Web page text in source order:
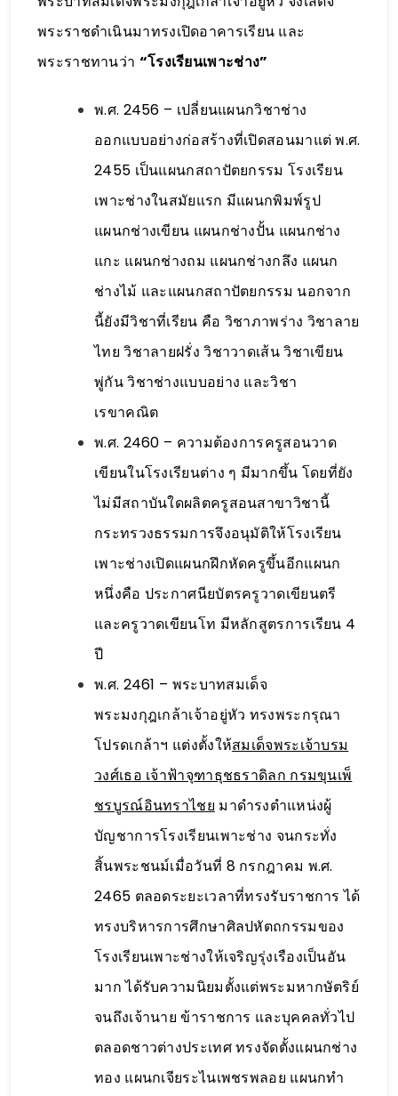
พระราชดำเนินมาทรงเปิดอาคารเรียน และ
พระราชทานว่า “โรงเรียนเพาะช่าง”
พ.ศ. 2456 – เปลี่ยนแผนกวิชาช่าง
ออกแบบอย่างก่อสร้างที่เปิดสอนมาแต่ พ.ศ.
2455 เป็นแผนกสถาปัตยกรรม โรงเรียน
เพาะช่างในสมัยแรก มีแผนกพิมพ์รูป
แผนกช่างเขียน แผนกช่างปั้น แผนกช่าง
แกะ แผนกช่างถม แผนกช่างกลึง แผนก
ช่างไม้ และแผนกสถาปัตยกรรม นอกจาก
นี้ยังมีวิชาที่เรียน คือ วิชาภาพร่าง วิชาลาย
ไทย วิชาลายฝรั่ง วิชาวาดเส้น วิชาเขียน
พู่กัน วิชาช่างแบบอย่าง และวิชา
เรขาคณิต
พ.ศ. 2460 – ความต้องการครูสอนวาด
เขียนในโรงเรียนต่าง ๆ มีมากขึ้น โดยที่ยัง
ไม่มีสถาบันใดผลิตครูสอนสาขาวิชานี้
กระทรวงธรรมการจึงอนุมัติให้โรงเรียน
เพาะช่างเปิดแผนกฝึกหัดครูขึ้นอีกแผนก
หนึ่งคือ ประกาศนียบัตรครูวาดเขียนตรี
และครูวาดเขียนโท มีหลักสูตรการเรียน 4
ปี
พ.ศ. 2461 – พระบาทสมเด็จ
พระมงกุฎเกล้าเจ้าอยู่หัว ทรงพระกรุณา
โปรดเกล้าฯ แต่งตั้งให้สมเด็จพระเจ้าบรม
วงศ์เธอ เจ้าฟ้าจุฑาธุชธราดิลก กรมขุนเพ็
ชรบูรณ์อินทราไชย มาดำรงตำแหน่งผู้
บัญชาการโรงเรียนเพาะช่าง จนกระทั่ง
สิ้นพระชนม์เมื่อวันที่ 8 กรกฎาคม พ.ศ.
2465 ตลอดระยะเวลาที่ทรงรับราชการ ได้
ทรงบริหารการศึกษาศิลปหัตถกรรมของ
โรงเรียนเพาะช่างให้เจริญรุ่งเรืองเป็นอัน
มาก ได้รับความนิยมตั้งแต่พระมหากษัตริย์
จนถึงเจ้านาย ข้าราชการ และบุคคลทั่วไป
ตลอดชาวต่างประเทศ ทรงจัดตั้งแผนกช่าง
ทอง แผนกเจียระไนเพชรพลอย แผนกทำ